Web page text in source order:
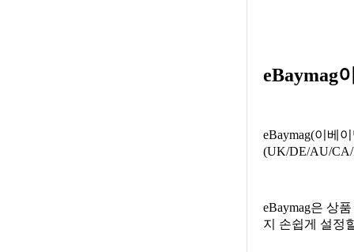
eBaymag
eBaymag(이베
(UK/DE/AU/
eBaymag은 상
지 손쉽게 설정